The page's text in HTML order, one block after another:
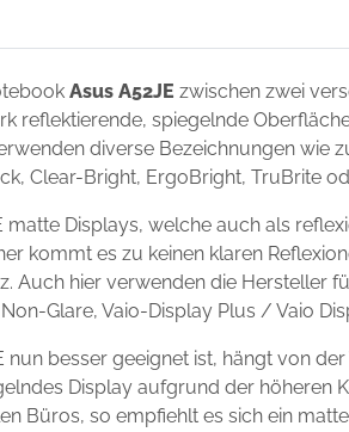
Asus A52JE zwischen zwei
reflektierende, spiegelnde
diverse Bezeichnungen wie
Clear-Bright, ErgoBright, TruBrite
matte Displays, welche auch als
kommt es zu keinen klaren
Auch hier verwenden die Hersteller
Glare, Vaio-Display Plus / Vaio
nun besser geeignet ist, hängt von
Display aufgrund der
Büros, so empfiehlt es sich ein